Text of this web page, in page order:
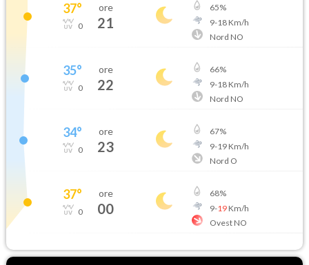
37°
0
ore
21
65%
9-18Km/h
Nord NO
35°
0
ore
22
66%
9-18Km/h
Nord NO
34°
0
ore
23
67%
9-19Km/h
Nord O
37°
0
ore
00
68%
9-19Km/h
Ovest NO